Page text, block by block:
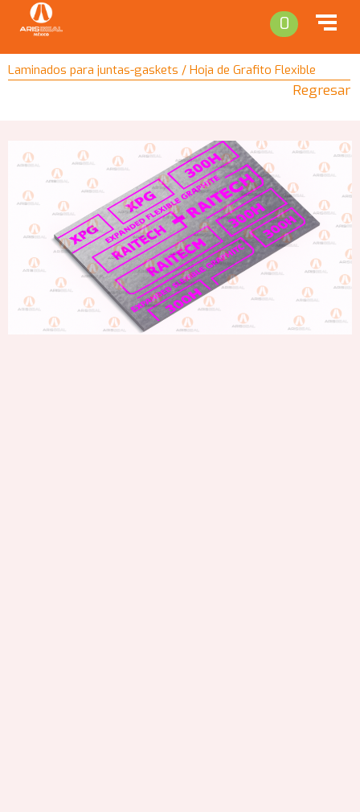
0
Laminados para juntas-gaskets / Hoja de Grafito Flexible
Regresar